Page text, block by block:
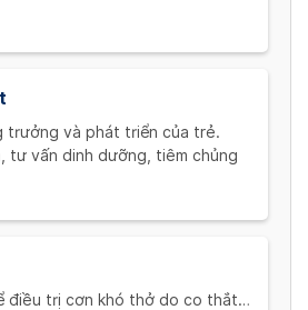
phút hoặc đến khi giải quyết
trưởng và phát triển của trẻ.
tư vấn dinh dưỡng, tiêm chủng
điều trị cơn khó thở do co thắt